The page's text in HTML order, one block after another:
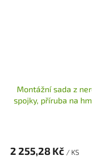
Montážní sada z
spojky, příruba na
2 255,28 Kč / KS